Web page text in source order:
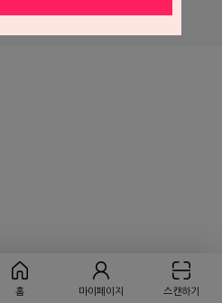
홈 마이페이지 스캔하기